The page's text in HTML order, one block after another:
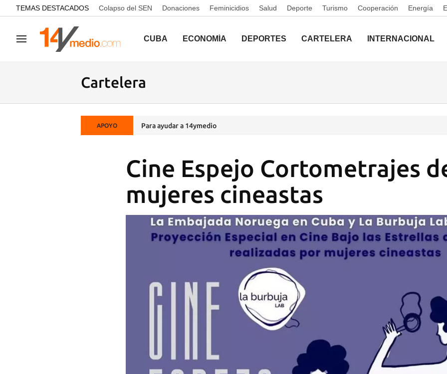
common.go-to-content
TEMAS DESTACADOS Colapso del SEN Donaciones Feminicidios Salud Deporte Turismo Cooperación Energía
Navegación CUBA ECONOMÍA DEPORTES CARTELERA INTERNACIONAL
Cartelera
APOYO Para ayudar a 14ymedio
Cine Espejo Cortometrajes
mujeres cineastas